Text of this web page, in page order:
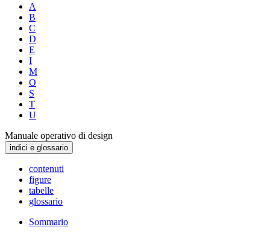
A
B
C
D
E
I
M
O
S
T
U
Manuale operativo di design
indici e glossario
contenuti
figure
tabelle
glossario
Sommario